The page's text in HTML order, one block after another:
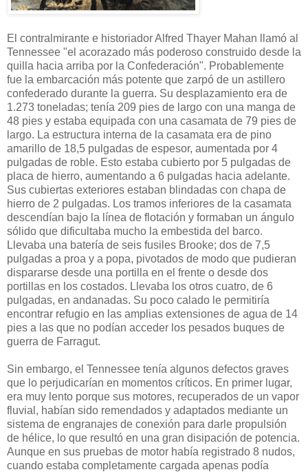
El contralmirante e historiador Alfred Thayer Mahan llamó al
Tennessee "el acorazado más poderoso construido desde la
quilla hacia arriba por la Confederación". Probablemente
fue la embarcación más potente que zarpó de un astillero
confederado durante la guerra. Su desplazamiento era de
1.273 toneladas; tenía 209 pies de largo con una manga de
48 pies y estaba equipada con una casamata de 79 pies de
largo. La estructura interna de la casamata era de pino
amarillo de 18,5 pulgadas de espesor, aumentada por 4
pulgadas de roble. Esto estaba cubierto por 5 pulgadas de
placa de hierro, aumentando a 6 pulgadas hacia adelante.
Sus cubiertas exteriores estaban blindadas con chapa de
hierro de 2 pulgadas. Los tramos inferiores de la casamata
descendían bajo la línea de flotación y formaban un ángulo
sólido que dificultaba mucho la embestida del barco.
Llevaba una batería de seis fusiles Brooke; dos de 7,5
pulgadas a proa y a popa, pivotados de modo que pudieran
dispararse desde una portilla en el frente o desde dos
portillas en los costados. Llevaba los otros cuatro, de 6
pulgadas, en andanadas. Su poco calado le permitiría
encontrar refugio en las amplias extensiones de agua de 14
pies a las que no podían acceder los pesados buques de
guerra de Farragut.
Sin embargo, el Tennessee tenía algunos defectos graves
que lo perjudicarían en momentos críticos. En primer lugar,
era muy lento porque sus motores, recuperados de un vapor
fluvial, habían sido remendados y adaptados mediante un
sistema de engranajes de conexión para darle propulsión
de hélice, lo que resultó en una gran disipación de potencia.
Aunque en sus pruebas de motor había registrado 8 nudos,
cuando estaba completamente cargada apenas podía